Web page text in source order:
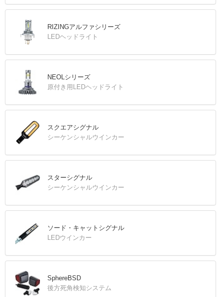
RIZINGアルファシリーズ
LEDヘッドライト
NEOLシリーズ
原付き用LEDヘッドライト
スクエアシグナル
シーケンシャルウインカー
スターシグナル
シーケンシャルウインカー
ソード・キャットシグナル
LEDウインカー
SphereBSD
後方死角検知システム